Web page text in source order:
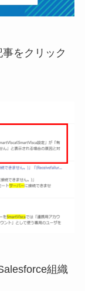
をクリック
組織